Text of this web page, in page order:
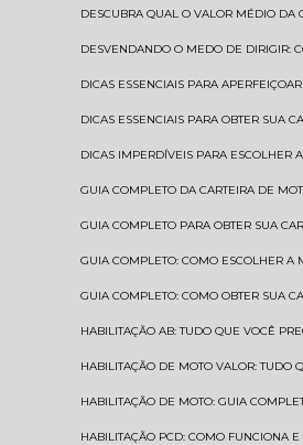
DESCUBRA QUAL O VALOR MÉDIO
DESVENDANDO O MEDO DE DIRIGIR:
DICAS ESSENCIAIS PARA
DICAS ESSENCIAIS PARA OBTER SUA
DICAS IMPERDÍVEIS PARA ESCOLHER
GUIA COMPLETO DA CARTEIRA DE
GUIA COMPLETO PARA OBTER SUA
GUIA COMPLETO: COMO ESCOLHER
GUIA COMPLETO: COMO OBTER SUA
HABILITAÇÃO AB: TUDO QUE VOCÊ
HABILITAÇÃO DE MOTO VALOR: TUDO
HABILITAÇÃO DE MOTO: GUIA
HABILITAÇÃO PCD: COMO FUNCIONA